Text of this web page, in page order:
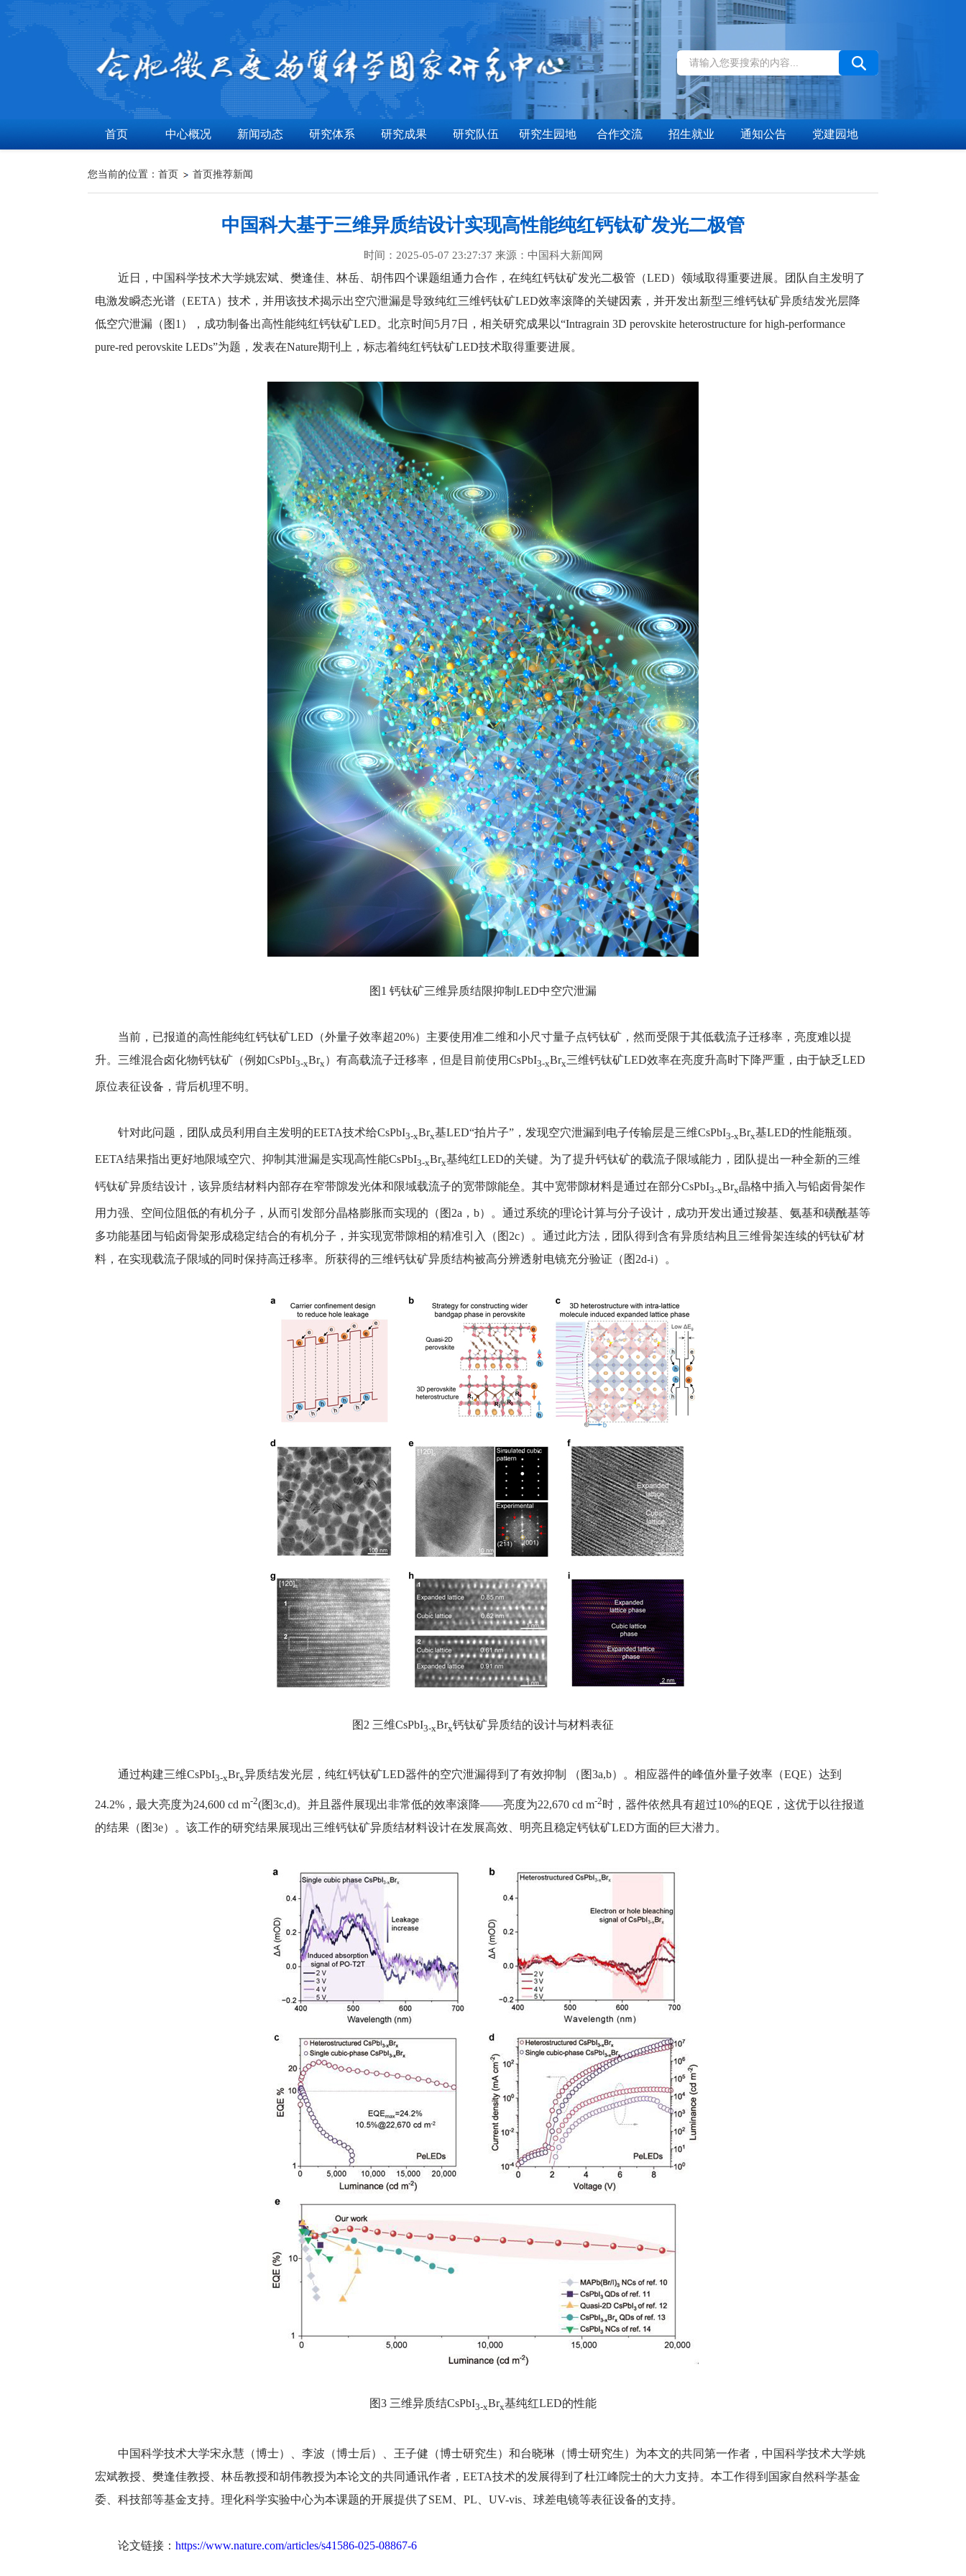
首页 中心概况 新闻动态 研究体系 研究成果 研究队伍 研究生园地 合作交流 招生就业 通知公告 党建园地
您当前的位置： 首页 首页推荐新闻
中国科大基于三维异质结设计实现高性能纯红钙钛矿发光二极管
时间：2025-05-07 23:27:37 来源：中国科大新闻网
近日，中国科学技术大学姚宏斌、樊逢佳、林岳、胡伟四个课题组通力合作，在纯红钙钛矿发光二极管（LED）领域取得重要进展。团队自主发明了
电激发瞬态光谱（EETA）技术，并用该技术揭示出空穴泄漏是导致纯红三维钙钛矿LED效率滚降的关键因素，并开发出新型三维钙钛矿异质结发光层降
低空穴泄漏（图1），成功制备出高性能纯红钙钛矿LED。北京时间5月7日，相关研究成果以“Intragrain 3D perovskite heterostructure for high-performance
pure-red perovskite LEDs”为题，发表在Nature期刊上，标志着纯红钙钛矿LED技术取得重要进展。
图1 钙钛矿三维异质结限抑制LED中空穴泄漏
当前，已报道的高性能纯红钙钛矿LED（外量子效率超20%）主要使用准二维和小尺寸量子点钙钛矿，然而受限于其低载流子迁移率，亮度难以提
升。三维混合卤化物钙钛矿（例如CsPbI3-xBrx）有高载流子迁移率，但是目前使用CsPbI3-xBrx三维钙钛矿LED效率在亮度升高时下降严重，由于缺乏LED
原位表征设备，背后机理不明。
针对此问题，团队成员利用自主发明的EETA技术给CsPbI3-xBrx基LED“拍片子”，发现空穴泄漏到电子传输层是三维CsPbI3-xBrx基LED的性能瓶颈。
EETA结果指出更好地限域空穴、抑制其泄漏是实现高性能CsPbI3-xBrx基纯红LED的关键。为了提升钙钛矿的载流子限域能力，团队提出一种全新的三维
钙钛矿异质结设计，该异质结材料内部存在窄带隙发光体和限域载流子的宽带隙能垒。其中宽带隙材料是通过在部分CsPbI3-xBrx晶格中插入与铅卤骨架作
用力强、空间位阻低的有机分子，从而引发部分晶格膨胀而实现的（图2a，b）。通过系统的理论计算与分子设计，成功开发出通过羧基、氨基和磺酰基等
多功能基团与铅卤骨架形成稳定结合的有机分子，并实现宽带隙相的精准引入（图2c）。通过此方法，团队得到含有异质结构且三维骨架连续的钙钛矿材
料，在实现载流子限域的同时保持高迁移率。所获得的三维钙钛矿异质结构被高分辨透射电镜充分验证（图2d-i）。
图2 三维CsPbI3-xBrx钙钛矿异质结的设计与材料表征
通过构建三维CsPbI3-xBrx异质结发光层，纯红钙钛矿LED器件的空穴泄漏得到了有效抑制 （图3a,b）。相应器件的峰值外量子效率（EQE）达到
24.2%，最大亮度为24,600 cd m-2(图3c,d)。并且器件展现出非常低的效率滚降——亮度为22,670 cd m-2时，器件依然具有超过10%的EQE，这优于以往报道
的结果（图3e）。该工作的研究结果展现出三维钙钛矿异质结材料设计在发展高效、明亮且稳定钙钛矿LED方面的巨大潜力。
图3 三维异质结CsPbI3-xBrx基纯红LED的性能
中国科学技术大学宋永慧（博士）、李波（博士后）、王子健（博士研究生）和台晓琳（博士研究生）为本文的共同第一作者，中国科学技术大学姚
宏斌教授、樊逢佳教授、林岳教授和胡伟教授为本论文的共同通讯作者，EETA技术的发展得到了杜江峰院士的大力支持。本工作得到国家自然科学基金
委、科技部等基金支持。理化科学实验中心为本课题的开展提供了SEM、PL、UV-vis、球差电镜等表征设备的支持。
论文链接： https://www.nature.com/articles/s41586-025-08867-6